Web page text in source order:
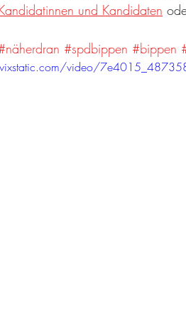
und Kandidaten
#spdbippen #bippen
video/